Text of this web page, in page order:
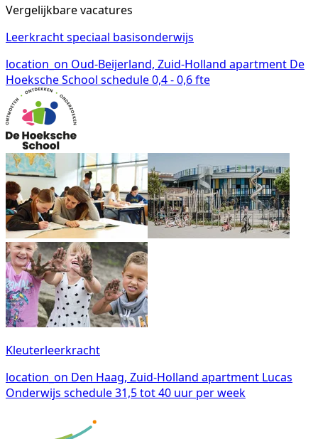
Vergelijkbare vacatures
Leerkracht speciaal basisonderwijs
location_on Oud-Beijerland, Zuid-Holland apartment De
Hoeksche School schedule0,4 - 0,6 fte
Kleuterleerkracht
location_on Den Haag, Zuid-Holland apartment Lucas
Onderwijs schedule31,5 tot 40 uur per week